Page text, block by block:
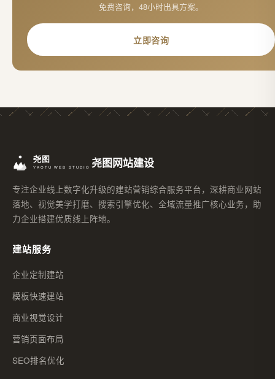
免费咨询，48小时出具方案。
立即咨询
尧图网站建设
专注企业线上数字化升级的建站营销综合服务平台，深耕商业网站
落地、视觉美学打磨、搜索引擎优化、全域流量推广核心业务，助
力企业搭建优质线上阵地。
建站服务
企业定制建站
模板快速建站
商业视觉设计
营销页面布局
SEO排名优化